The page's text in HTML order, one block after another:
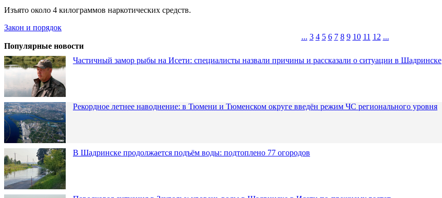
Изъято около 4 килограммов наркотических средств.
Закон и порядок
... 3 4 5 6 7 8 9 10 11 12 ...
Популярные новости
Частичный замор рыбы на Исети: специалисты назвали причины и рассказали о ситуации в Шадринске
Рекордное летнее наводнение: в Тюмени и Тюменском округе введён режим ЧС регионального уровня
В Шадринске продолжается подъём воды: подтоплено 77 огородов